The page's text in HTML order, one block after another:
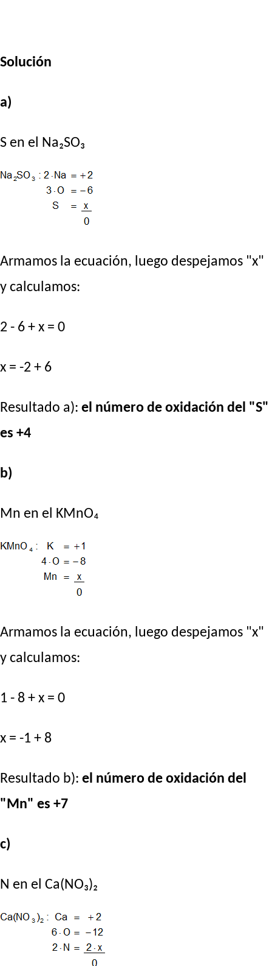
Solución
a)
S en el Na₂SO₃
Armamos la ecuación, luego despejamos "x"
y calculamos:
2 - 6 + x = 0
x = -2 + 6
Resultado a): el número de oxidación del "S"
es +4
b)
Mn en el KMnO₄
Armamos la ecuación, luego despejamos "x"
y calculamos:
1 - 8 + x = 0
x = -1 + 8
Resultado b): el número de oxidación del
"Mn" es +7
c)
N en el Ca(NO₃)₂